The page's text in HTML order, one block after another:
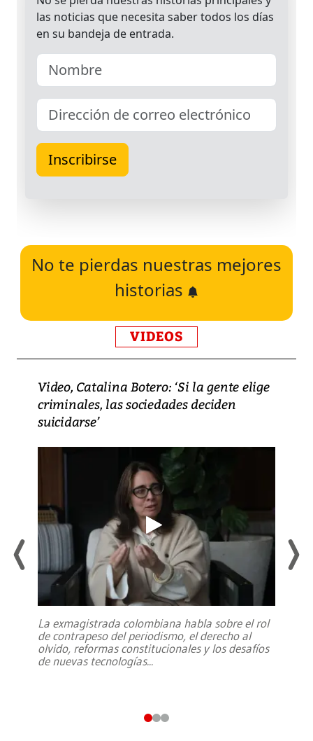
No te pierdas nuestras mejores
historias
VIDEOS
Video, Catalina Botero: ‘Si la gente elige
criminales, las sociedades deciden
suicidarse’
La exmagistrada colombiana habla sobre el rol
de contrapeso del periodismo, el derecho al
olvido, reformas constitucionales y los desafíos
de nuevas tecnologías...